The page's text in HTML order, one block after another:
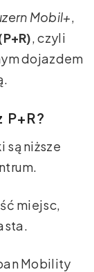
Mobil+,
, czyli
dojazdem
są niższe
miejsc,
Mobility